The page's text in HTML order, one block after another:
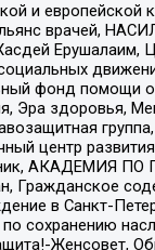
и
врачей,
фонд помощи
Эра здоровья,
центр
АКАДЕМИЯ
Гражданское
в Санкт-
сохранению
Женсовет,